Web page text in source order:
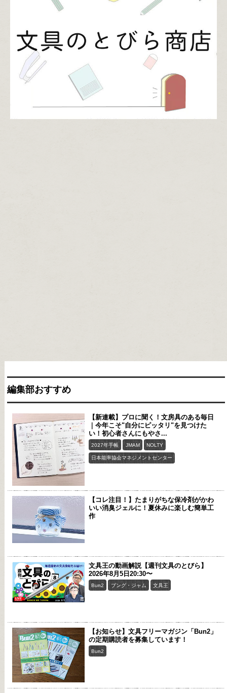
編集部おすすめ
【新連載】プロに聞く！文房具のある毎日
｜今年こそ"自分にピッタリ"を見つけた
い！初心者さんにもやさ...
2027年手帳 JMAM NOLTY
日本能率協会マネジメントセンター
【コレ注目！】たまりがちな保冷剤がかわ
いい消臭ジェルに！夏休みに楽しむ簡単工
作
文具王の動画解説【週刊文具のとびら】
2026年8月5日20:30〜
Bun2 ブング・ジャム 文具王
【お知らせ】文具フリーマガジン「Bun2」
の定期購読者を募集しています！
Bun2